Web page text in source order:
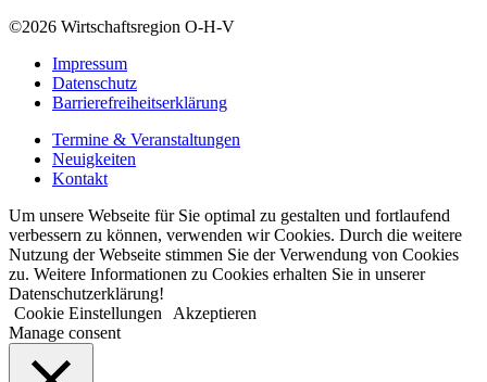
©2026 Wirtschaftsregion O-H-V
Impressum
Datenschutz
Barrierefreiheitserklärung
Termine & Veranstaltungen
Neuigkeiten
Kontakt
Um unsere Webseite für Sie optimal zu gestalten und fortlaufend
verbessern zu können, verwenden wir Cookies. Durch die weitere
Nutzung der Webseite stimmen Sie der Verwendung von Cookies
zu. Weitere Informationen zu Cookies erhalten Sie in unserer
Datenschutzerklärung!
Cookie Einstellungen
Akzeptieren
Manage consent